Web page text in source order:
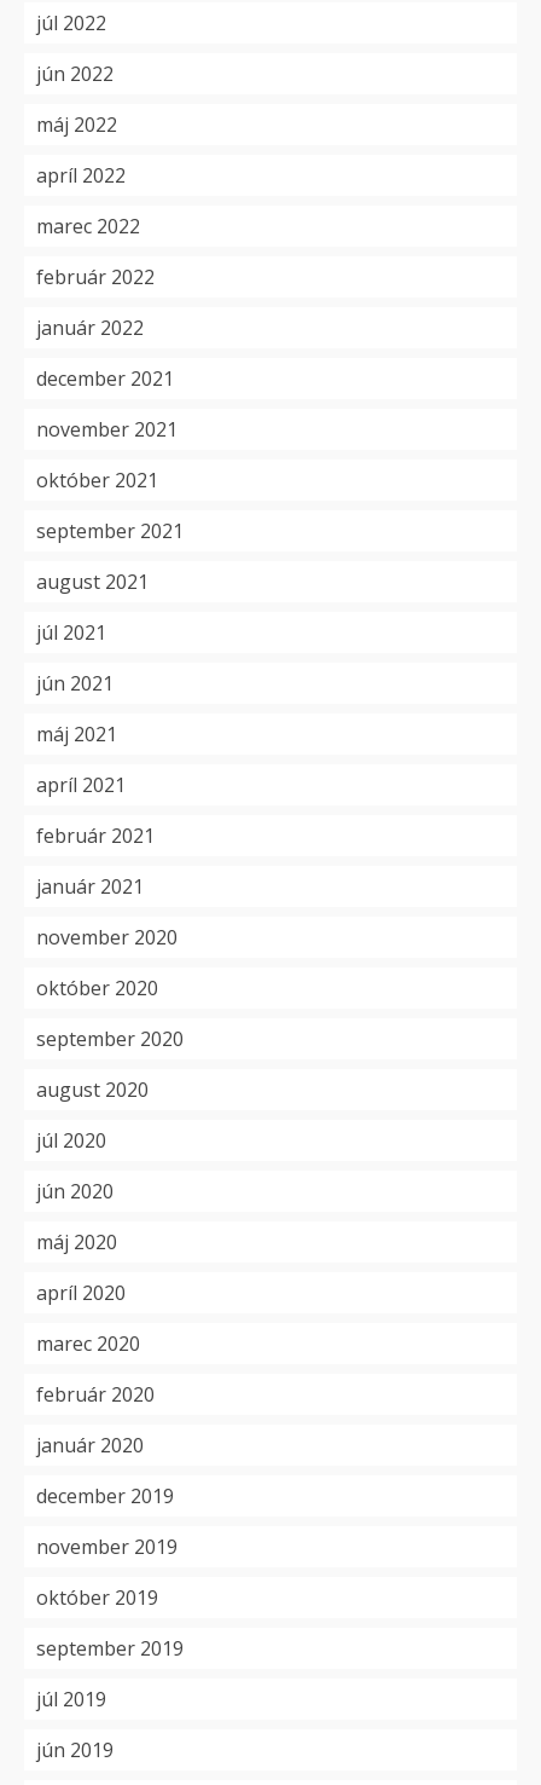
júl 2022
jún 2022
máj 2022
apríl 2022
marec 2022
február 2022
január 2022
december 2021
november 2021
október 2021
september 2021
august 2021
júl 2021
jún 2021
máj 2021
apríl 2021
február 2021
január 2021
november 2020
október 2020
september 2020
august 2020
júl 2020
jún 2020
máj 2020
apríl 2020
marec 2020
február 2020
január 2020
december 2019
november 2019
október 2019
september 2019
júl 2019
jún 2019